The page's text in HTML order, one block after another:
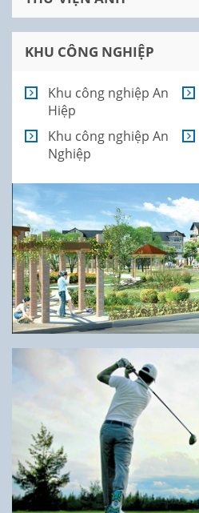
KHU CÔNG NGHIỆP
Khu công nghiệp An
Hiệp
Khu công nghiệp An
Nghiệp